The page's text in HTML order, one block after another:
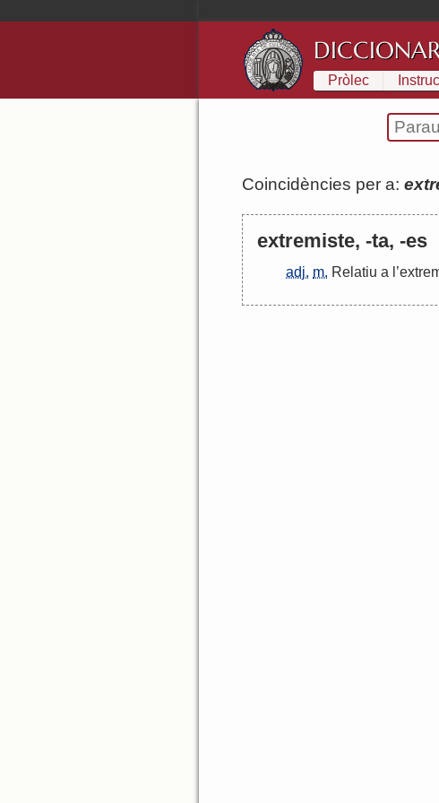
Pròlec
Coincidències per a:
extremiste, -ta, -es
adj. m. Relatiu a ’